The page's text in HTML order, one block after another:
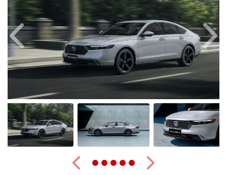
Anterior
Anterior
Próximo